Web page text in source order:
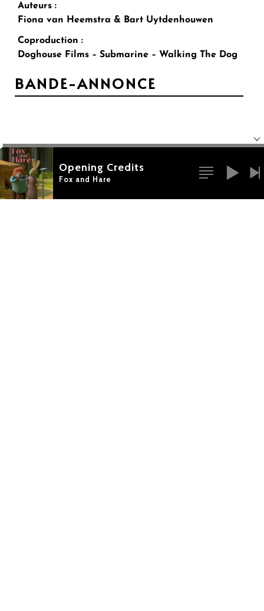
BANDE-ANNONCE
Auteurs :
Fiona van Heemstra & Bart Uytdenhouwen
Coproduction :
Doghouse Films – Submarine – Walking The Dog
Opening Credits
Fox and Hare